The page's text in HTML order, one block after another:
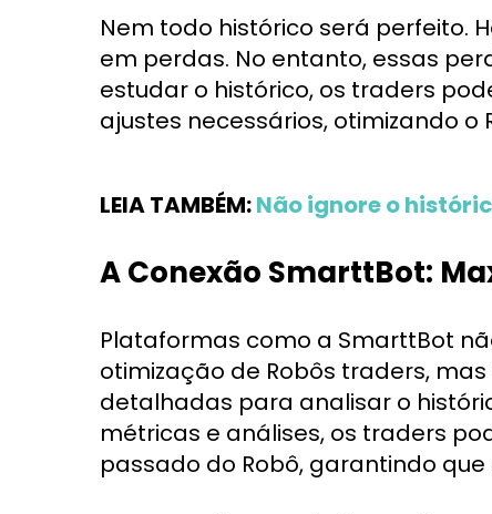
Nem todo histórico será perfeito.
em perdas. No entanto, essas
estudar o histórico, os traders
ajustes necessários, otimizando
LEIA TAMBÉM:Não ignore o
A Conexão SmarttBot:
Plataformas como a SmarttBot
otimização de Robôs traders,
detalhadas para analisar o
métricas e análises, os traders
passado do Robô, garantindo